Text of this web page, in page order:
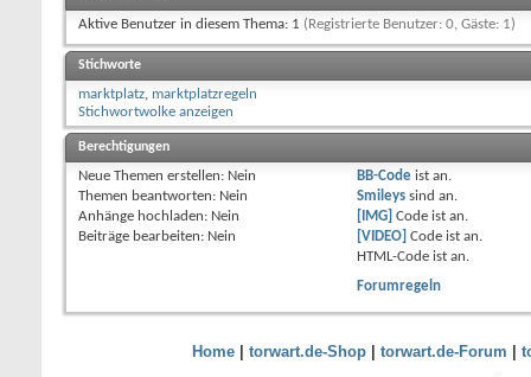
Aktive Benutzer in diesem Thema: 1 (Registrierte Benutzer: 0, Gäste: 1)
Stichworte
marktplatz, marktplatzregeln
Stichwortwolke anzeigen
Berechtigungen
Neue Themen erstellen: Nein
Themen beantworten: Nein
Anhänge hochladen: Nein
Beiträge bearbeiten: Nein
BB-Codeist an.
Smileyssind an.
[IMG] Code ist an.
[VIDEO] Code ist an.
HTML-Code ist an.
Forumregeln
Home| torwart.de-Shop| torwart.de-Forum